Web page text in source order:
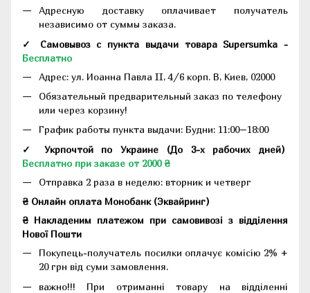
Адресную доставку оплачивает получатель
независимо от суммы заказа.
✓ Самовывоз с пункта выдачи товара Supersumka -
Бесплатно
Адрес: ул. Иоанна Павла II, 4/6 корп. В, Киев, 02000
Обязательный предварительный заказ по телефону
или через корзину!
График работы пункта выдачи: Будни: 11:00–18:00
✓ Укрпочтой по Украине (До 3-х рабочих дней)
Бесплатно при заказе от 2000 ₴
Отправка 2 раза в неделю: вторник и четверг
₴ Онлайн оплата Монобанк (Эквайринг)
₴ Накладеним платежом при самовивозі з відділення
Нової Пошти
Покупець-получатель посилки оплачує комісію 2% +
20 грн від суми замовлення.
важно!!! При отриманні товару на відділенні